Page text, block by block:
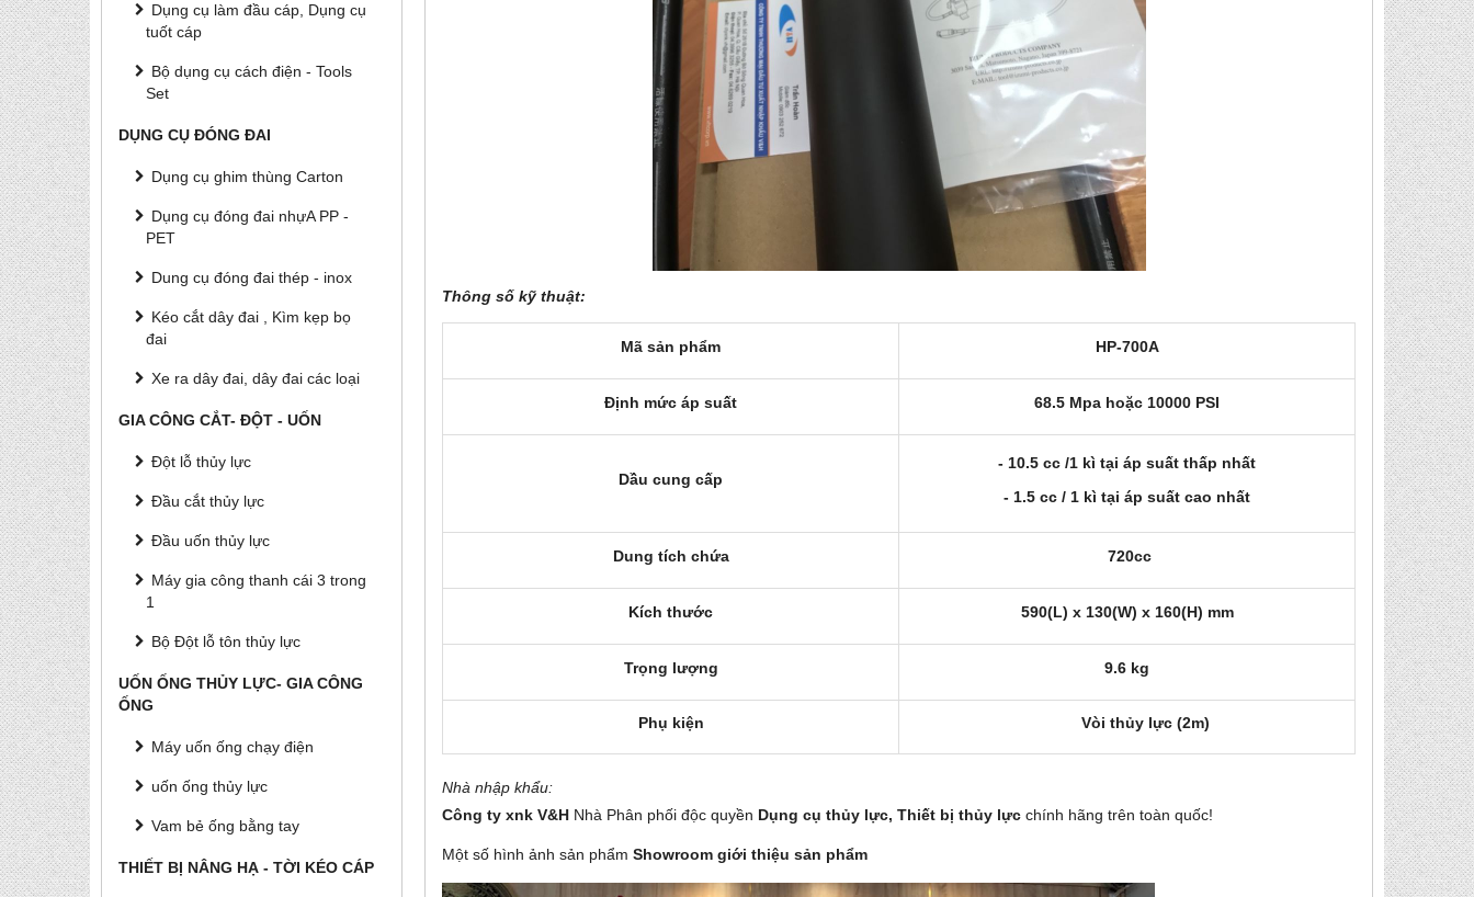
Dụng cụ làm đầu cáp, Dụng cụ
tuốt cáp
Bộ dụng cụ cách điện - Tools
Set
DỤNG CỤ ĐÓNG ĐAI
Dụng cụ ghim thùng Carton
Dụng cụ đóng đai nhựA PP -
PET
Dung cụ đóng đai thép - inox
Kéo cắt dây đai , Kìm kẹp bọ
đai
Xe ra dây đai, dây đai các loại
GIA CÔNG CẮT- ĐỘT - UỐN
Đột lỗ thủy lực
Đầu cắt thủy lực
Đầu uốn thủy lực
Máy gia công thanh cái 3 trong
1
Bộ Đột lỗ tôn thủy lực
UỐN ỐNG THỦY LỰC- GIA CÔNG
ỐNG
Máy uốn ống chạy điện
uốn ống thủy lực
Vam bẻ ống bằng tay
THIẾT BỊ NÂNG HẠ - TỜI KÉO CÁP
Thông số kỹ thuật:
Mã sản phẩm HP-700A
Định mức áp suất 68.5 Mpa hoặc 10000 PSI
Dầu cung cấp
- 10.5 cc /1 kì tại áp suất thấp nhất
- 1.5 cc / 1 kì tại áp suất cao nhất
Dung tích chứa 720cc
Kích thước 590(L) x 130(W) x 160(H) mm
Trọng lượng 9.6 kg
Phụ kiện Vòi thủy lực (2m)
Nhà nhập khẩu:
Công ty xnk V&H Nhà Phân phối độc quyền Dụng cụ thủy lực, Thiết bị thủy lực chính hãng trên toàn quốc!
Một số hình ảnh sản phẩm Showroom giới thiệu sản phẩm